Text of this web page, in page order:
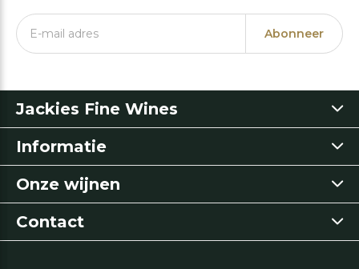
Abonneer
Jackies Fine Wines
Informatie
Onze wijnen
Contact